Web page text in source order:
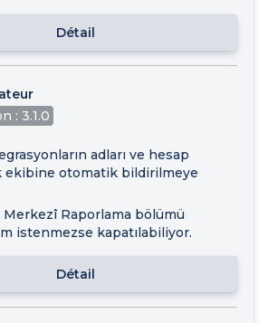
Détail
: 3.1.0
adları ve hesap
ekibine otomatik bildirilmeye
Merkezî Raporlama bölümü
istenmezse kapatılabiliyor.
Détail